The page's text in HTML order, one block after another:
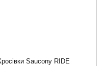
Saucony RIDE